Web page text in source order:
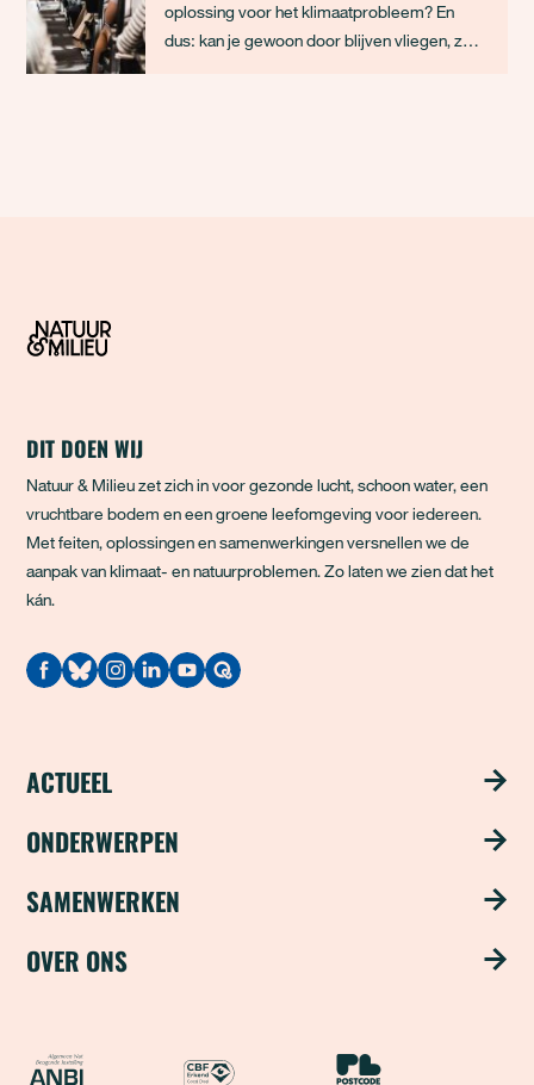
oplossing voor het klimaatprobleem? En
dus: kan je gewoon door blijven vliegen, zo
DIT DOEN WIJ
Natuur & Milieu zet zich in voor gezonde lucht, schoon water, een
vruchtbare bodem en een groene leefomgeving voor iedereen.
Met feiten, oplossingen en samenwerkingen versnellen we de
aanpak van klimaat- en natuurproblemen. Zo laten we zien dat het
kán.
Quodari
ACTUEEL
Nieuws
Nieuwsbrief
ONDERWERPEN
Schoon water
SAMENWERKEN
Steun ons met je bedrijf
Samenwerken als fonds
OVER ONS
Team
ANBI CBF Erkend Goed DoelNationale Postcode